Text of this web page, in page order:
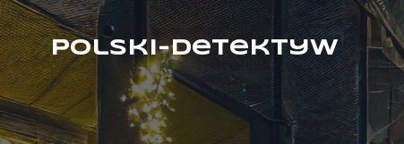
Polski-Detektyw